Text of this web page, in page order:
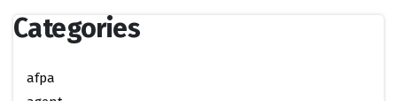
Categories
afpa